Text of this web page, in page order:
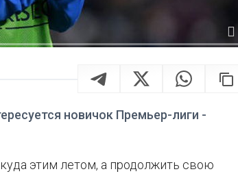
новичок Премьер-лиги -
этим летом, а продолжить свою